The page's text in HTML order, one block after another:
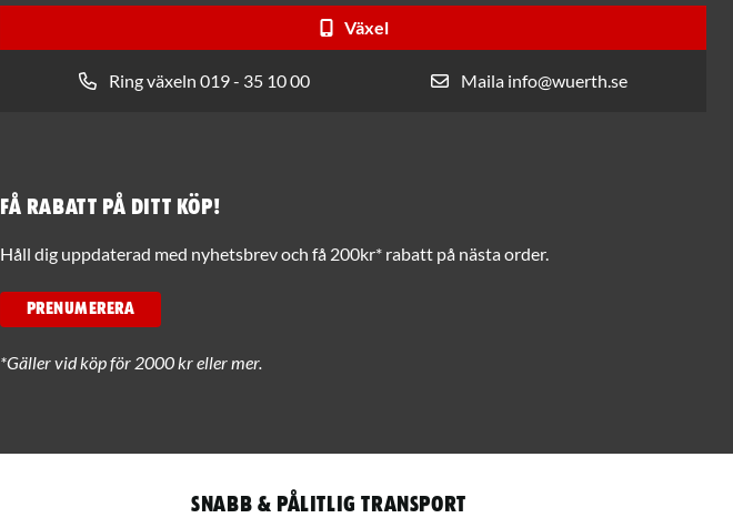
Växel
Ring växeln 019 - 35 10 00 Maila info@wuerth.se
Få rabatt på ditt köp!
Håll dig uppdaterad med nyhetsbrev och få 200kr* rabatt på nästa order.
PRENUMERERA
*Gäller vid köp för 2000 kr eller mer.
Snabb & pålitlig transport